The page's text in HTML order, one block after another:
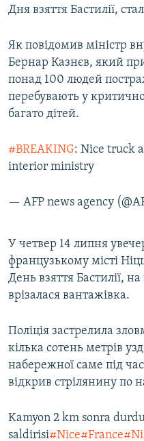
ДЕПОРТАЦІЯ
ВІДЕОУРОКИ «ELIFBE»
СВІДЧЕННЯ ОКУПАЦІЇ
ІНФОГРАФІКА
ЯК ОБІЙТИ
Русский
Qırımtatar
ДОЛУЧАЙСЯ!
Усі сайти RFE/RL
Дня взяття Бастилії,
Як повідомив міністр
Бернар Казнєв, який
понад 100 людей
перебувають у
багато дітей.
#BREAKING: Nice truck
interior ministry
— AFP news agency
​У четвер 14 липня
французькому місті
День взяття Бастилії,
врізалася вантажівка.
Поліція застрелила
кілька сотень метрів
набережної саме під
відкрив стрілянину по
Kamyon 2 km sonra
saldirisi#Nice#France